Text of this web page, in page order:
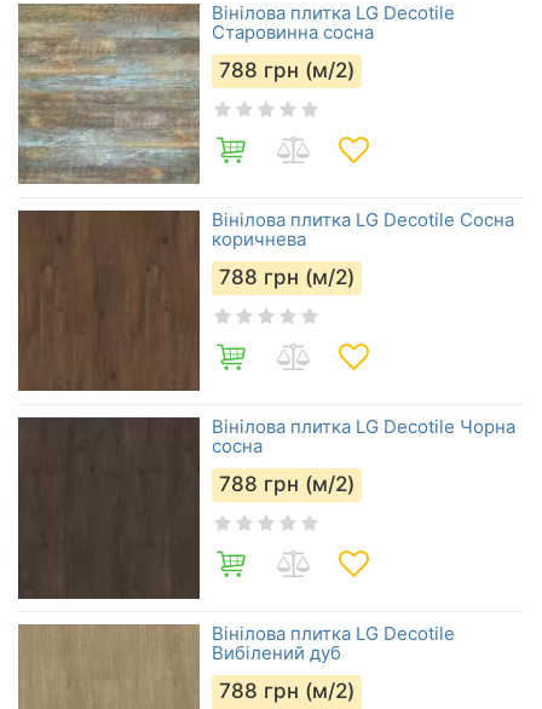
Вінілова плитка LG Decotile
Старовинна сосна
788 грн (м/2)
Вінілова плитка LG Decotile Сосна
коричнева
788 грн (м/2)
Вінілова плитка LG Decotile Чорна
сосна
788 грн (м/2)
Вінілова плитка LG Decotile
Вибілений дуб
788 грн (м/2)